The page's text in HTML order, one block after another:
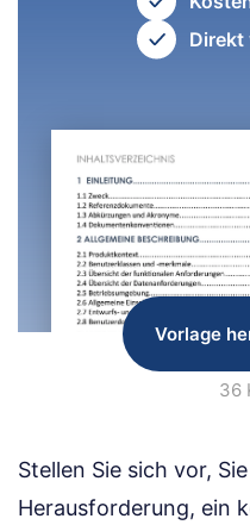
Direkt
Vorlage
36
Stellen Sie sich vor,
Herausforderung, ein